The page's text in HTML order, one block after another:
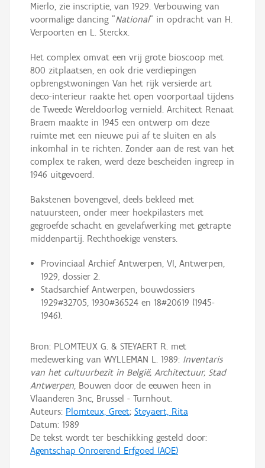
Mierlo, zie inscriptie, van 1929. Verbouwing van
voormalige dancing "National" in opdracht van H.
Verpoorten en L. Sterckx.
Het complex omvat een vrij grote bioscoop met
800 zitplaatsen, en ook drie verdiepingen
opbrengstwoningen Van het rijk versierde art
deco-interieur raakte het open voorportaal tijdens
de Tweede Wereldoorlog vernield. Architect Renaat
Braem maakte in 1945 een ontwerp om deze
ruimte met een nieuwe pui af te sluiten en als
inkomhal in te richten. Zonder aan de rest van het
complex te raken, werd deze bescheiden ingreep in
1946 uitgevoerd.
Bakstenen bovengevel, deels bekleed met
natuursteen, onder meer hoekpilasters met
gegroefde schacht en gevelafwerking met getrapte
middenpartij. Rechthoekige vensters.
Provinciaal Archief Antwerpen, VI, Antwerpen,
1929, dossier 2.
Stadsarchief Antwerpen, bouwdossiers
1929#32705, 1930#36524 en 18#20619 (1945-
1946).
Bron: PLOMTEUX G. & STEYAERT R. met
medewerking van WYLLEMAN L. 1989: Inventaris
van het cultuurbezit in België, Architectuur, Stad
Antwerpen, Bouwen door de eeuwen heen in
Vlaanderen 3nc, Brussel - Turnhout.
Auteurs: Plomteux, Greet; Steyaert, Rita
Datum: 1989
De tekst wordt ter beschikking gesteld door:
Agentschap Onroerend Erfgoed (AOE)